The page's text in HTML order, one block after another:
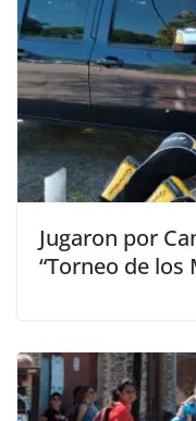
Jugaron por
“Torneo de los